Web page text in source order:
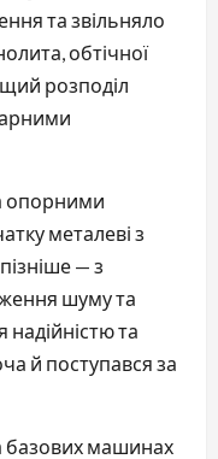
та звільняло
обтічної
розподіл
опорними
металеві з
— з
шуму та
надійністю та
й поступався за
базових машинах